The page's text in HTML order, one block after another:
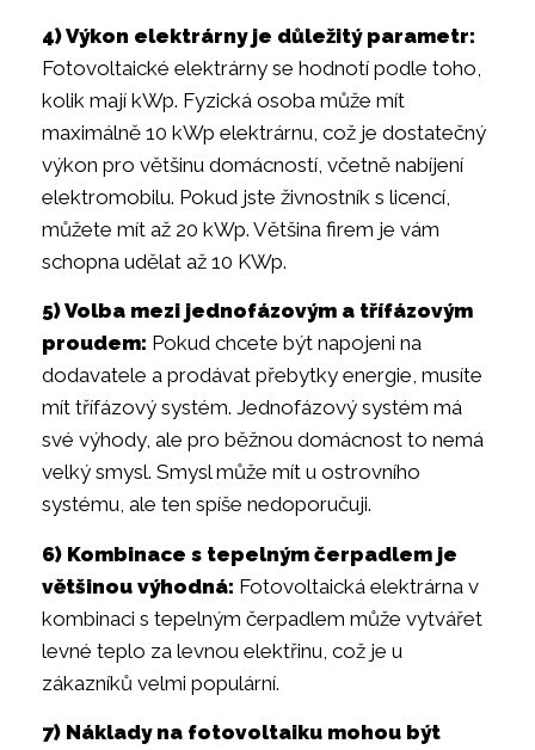
4) Výkon elektrárny je důležitý parametr:
Fotovoltaické elektrárny se hodnotí podle toho,
kolik mají kWp. Fyzická osoba může mít
maximálně 10 kWp elektrárnu, což je dostatečný
výkon pro většinu domácností, včetně nabíjení
elektromobilu. Pokud jste živnostník s licencí,
můžete mít až 20 kWp. Většina firem je vám
schopna udělat až 10 KWp.
5) Volba mezi jednofázovým a třífázovým
proudem: Pokud chcete být napojeni na
dodavatele a prodávat přebytky energie, musíte
mít třífázový systém. Jednofázový systém má
své výhody, ale pro běžnou domácnost to nemá
velký smysl. Smysl může mít u ostrovního
systému, ale ten spíše nedoporučuji.
6) Kombinace s tepelným čerpadlem je
většinou výhodná: Fotovoltaická elektrárna v
kombinaci s tepelným čerpadlem může vytvářet
levné teplo za levnou elektřinu, což je u
zákazníků velmi populární.
7) Náklady na fotovoltaiku mohou být